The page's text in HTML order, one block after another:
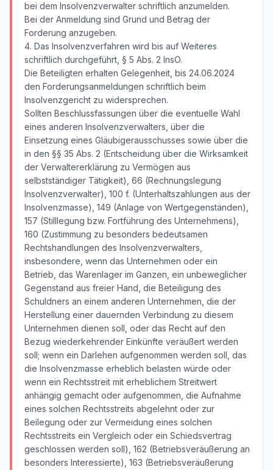
bei dem Insolvenzverwalter schriftlich anzumelden.
Bei der Anmeldung sind Grund und Betrag der
Forderung anzugeben.
4. Das Insolvenzverfahren wird bis auf Weiteres
schriftlich durchgeführt, § 5 Abs. 2 InsO.
Die Beteiligten erhalten Gelegenheit, bis 24.06.2024
den Forderungsanmeldungen schriftlich beim
Insolvenzgericht zu widersprechen.
Sollten Beschlussfassungen über die eventuelle Wahl
eines anderen Insolvenzverwalters, über die
Einsetzung eines Gläubigerausschusses sowie über die
in den §§ 35 Abs. 2 (Entscheidung über die Wirksamkeit
der Verwaltererklärung zu Vermögen aus
selbstständiger Tätigkeit), 66 (Rechnungslegung
Insolvenzverwalter), 100 f. (Unterhaltszahlungen aus der
Insolvenzmasse), 149 (Anlage von Wertgegenständen),
157 (Stilllegung bzw. Fortführung des Unternehmens),
160 (Zustimmung zu besonders bedeutsamen
Rechtshandlungen des Insolvenzverwalters,
insbesondere, wenn das Unternehmen oder ein
Betrieb, das Warenlager im Ganzen, ein unbeweglicher
Gegenstand aus freier Hand, die Beteiligung des
Schuldners an einem anderen Unternehmen, die der
Herstellung einer dauernden Verbindung zu diesem
Unternehmen dienen soll, oder das Recht auf den
Bezug wiederkehrender Einkünfte veräußert werden
soll; wenn ein Darlehen aufgenommen werden soll, das
die Insolvenzmasse erheblich belasten würde oder
wenn ein Rechtsstreit mit erheblichem Streitwert
anhängig gemacht oder aufgenommen, die Aufnahme
eines solchen Rechtsstreits abgelehnt oder zur
Beilegung oder zur Vermeidung eines solchen
Rechtsstreits ein Vergleich oder ein Schiedsvertrag
geschlossen werden soll), 162 (Betriebsveräußerung an
besonders Interessierte), 163 (Betriebsveräußerung